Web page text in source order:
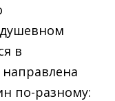
в
по-разному: